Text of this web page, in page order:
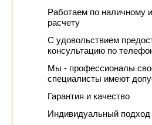
Работаем по наличному
расчету
С удовольствием
консультацию по
Мы - профессионалы
специалисты имеют
Гарантия и качество
Индивидуальный подход